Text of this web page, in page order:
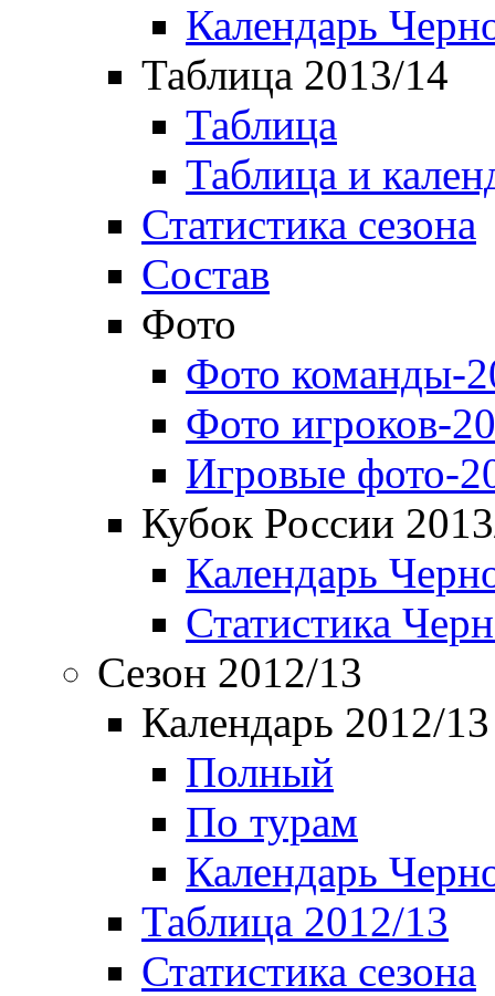
Календарь
Таблица 2013/14
Таблица
Таблица и
Статистика сезона
Состав
Фото
Фото команды-
Фото игроков-
Игровые фото-
Кубок России
Календарь
Статистика
Сезон 2012/13
Календарь 2012/13
Полный
По турам
Календарь
Таблица 2012/13
Статистика сезона